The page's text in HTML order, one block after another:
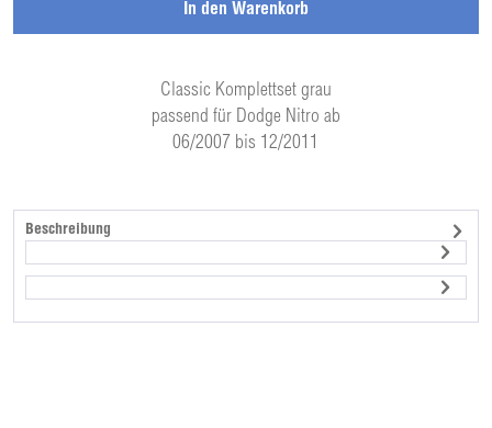
Classic Komplettset grau
passend für Dodge Nitro ab
06/2007 bis 12/2011
In den Warenkorb
Beschreibung